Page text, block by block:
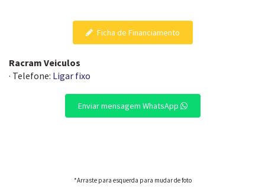
Ficha de Financiamento
Racram Veiculos
· Telefone: Ligar fixo
Enviar mensagem WhatsApp
*Arraste para esquerda para mudar de foto